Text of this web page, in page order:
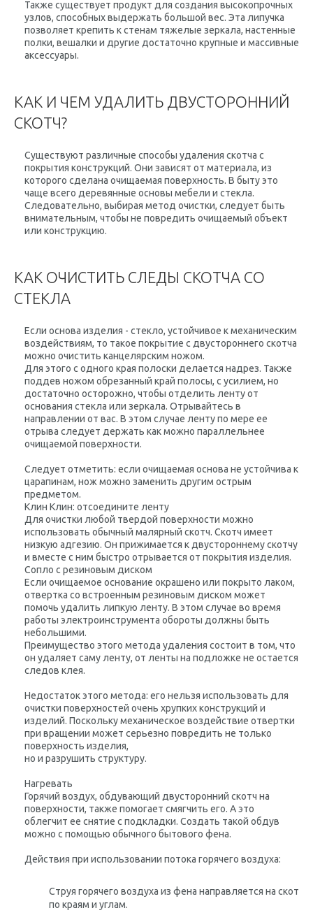
Также существует продукт для создания высокопрочных
узлов, способных выдержать большой вес. Эта липучка
позволяет крепить к стенам тяжелые зеркала, настенные
полки, вешалки и другие достаточно крупные и массивные
аксессуары.
КАК И ЧЕМ УДАЛИТЬ ДВУСТОРОННИЙ
СКОТЧ?
Существуют различные способы удаления скотча с
покрытия конструкций. Они зависят от материала, из
которого сделана очищаемая поверхность. В быту это
чаще всего деревянные основы мебели и стекла.
Следовательно, выбирая метод очистки, следует быть
внимательным, чтобы не повредить очищаемый объект
или конструкцию.
КАК ОЧИСТИТЬ СЛЕДЫ СКОТЧА СО
СТЕКЛА
Если основа изделия - стекло, устойчивое к механическим
воздействиям, то такое покрытие с двустороннего скотча
можно очистить канцелярским ножом.
Для этого с одного края полоски делается надрез. Также
поддев ножом обрезанный край полосы, с усилием, но
достаточно осторожно, чтобы отделить ленту от
основания стекла или зеркала. Отрывайтесь в
направлении от вас. В этом случае ленту по мере ее
отрыва следует держать как можно параллельнее
очищаемой поверхности.
Следует отметить: если очищаемая основа не устойчива к
царапинам, нож можно заменить другим острым
предметом.
Клин Клин: отсоедините ленту
Для очистки любой твердой поверхности можно
использовать обычный малярный скотч. Скотч имеет
низкую адгезию. Он прижимается к двустороннему скотчу
и вместе с ним быстро отрывается от покрытия изделия.
Сопло с резиновым диском
Если очищаемое основание окрашено или покрыто лаком,
отвертка со встроенным резиновым диском может
помочь удалить липкую ленту. В этом случае во время
работы электроинструмента обороты должны быть
небольшими.
Преимущество этого метода удаления состоит в том, что
он удаляет саму ленту, от ленты на подложке не остается
следов клея.
Недостаток этого метода: его нельзя использовать для
очистки поверхностей очень хрупких конструкций и
изделий. Поскольку механическое воздействие отвертки
при вращении может серьезно повредить не только
поверхность изделия,
но и разрушить структуру.
Нагревать
Горячий воздух, обдувающий двусторонний скотч на
поверхности, также помогает смягчить его. А это
облегчит ее снятие с подкладки. Создать такой обдув
можно с помощью обычного бытового фена.
Действия при использовании потока горячего воздуха:
Струя горячего воздуха из фена направляется на скот
по краям и углам.